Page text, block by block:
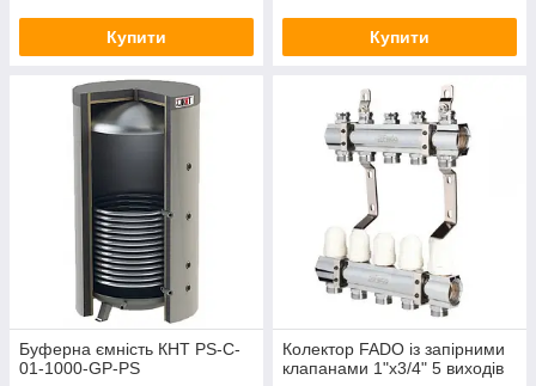
Купити Купити
Буферна ємність КНТ PS-C-
01-1000-GP-PS
Колектор FADO із запірними
клапанами 1"х3/4" 5 виходів